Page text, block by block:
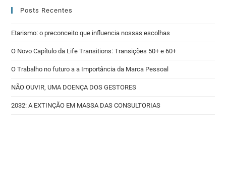
Posts Recentes
Etarismo: o preconceito que influencia nossas escolhas
O Novo Capítulo da Life Transitions: Transições 50+ e 60+
O Trabalho no futuro a a Importância da Marca Pessoal
NÃO OUVIR, UMA DOENÇA DOS GESTORES
2032: A EXTINÇÃO EM MASSA DAS CONSULTORIAS